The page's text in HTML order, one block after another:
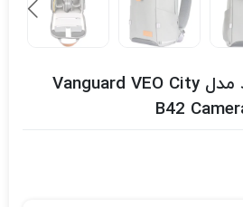
کوله پشنی ونگارد مدل Vanguard VEO City
B42